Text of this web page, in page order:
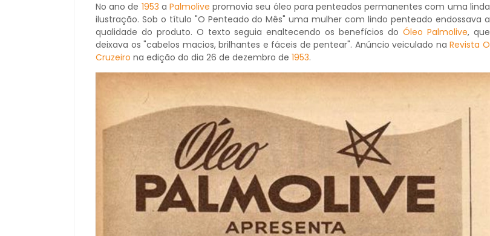
No ano de 1953 a Palmolive promovia seu óleo para penteados permanentes com uma linda
ilustração. Sob o título "O Penteado do Mês" uma mulher com lindo penteado endossava a
qualidade do produto. O texto seguia enaltecendo os benefícios do Óleo Palmolive, que
deixava os "cabelos macios, brilhantes e fáceis de pentear". Anúncio veiculado naRevista O
Cruzeiro na edição do dia 26 de dezembro de 1953.